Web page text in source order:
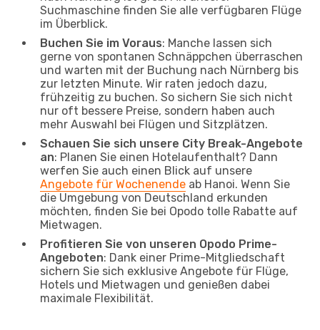
Suchmaschine finden Sie alle verfügbaren Flüge
im Überblick.
Buchen Sie im Voraus: Manche lassen sich
gerne von spontanen Schnäppchen überraschen
und warten mit der Buchung nach Nürnberg bis
zur letzten Minute. Wir raten jedoch dazu,
frühzeitig zu buchen. So sichern Sie sich nicht
nur oft bessere Preise, sondern haben auch
mehr Auswahl bei Flügen und Sitzplätzen.
Schauen Sie sich unsere City Break-Angebote
an: Planen Sie einen Hotelaufenthalt? Dann
werfen Sie auch einen Blick auf unsere
Angebote für Wochenende ab Hanoi. Wenn Sie
die Umgebung von Deutschland erkunden
möchten, finden Sie bei Opodo tolle Rabatte auf
Mietwagen.
Profitieren Sie von unseren Opodo Prime-
Angeboten: Dank einer Prime-Mitgliedschaft
sichern Sie sich exklusive Angebote für Flüge,
Hotels und Mietwagen und genießen dabei
maximale Flexibilität.